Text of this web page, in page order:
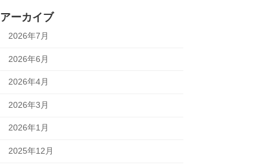
アーカイブ
2026年7月
2026年6月
2026年4月
2026年3月
2026年1月
2025年12月